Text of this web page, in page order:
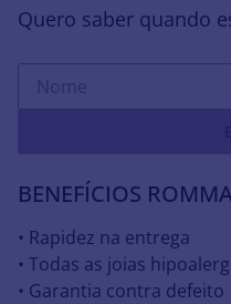
Quero saber quando
BENEFÍCIOS
• Rapidez na entrega
• Todas as joias
• Garantia contra defeito